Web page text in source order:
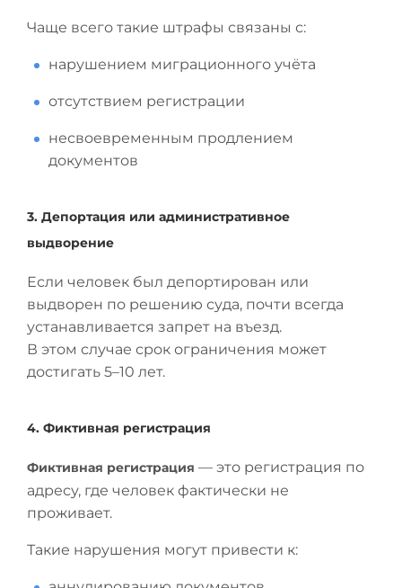
Чаще всего такие штрафы связаны с:
нарушением миграционного учёта
отсутствием регистрации
несвоевременным продлением
документов
3. Депортация или административное
выдворение
Если человек был депортирован или
выдворен по решению суда, почти всегда
устанавливается запрет на въезд.
В этом случае срок ограничения может
достигать 5–10 лет.
4. Фиктивная регистрация
Фиктивная регистрация — это регистрация по
адресу, где человек фактически не
проживает.
Такие нарушения могут привести к: